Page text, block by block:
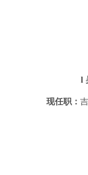
l
现任职：